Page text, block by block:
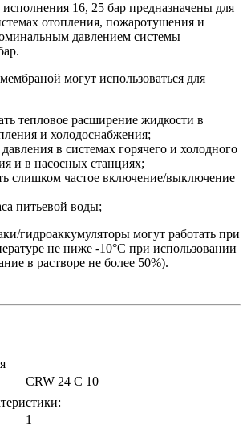
16, 25 бар предназначены для
отопления, пожаротушения и
давлением системы
могут использоваться для
тепловое расширение жидкости в
и холодоснабжения;
в системах горячего и холодного
и в насосных станциях;
слишком частое включение/выключение
питьевой воды;
гидроаккумуляторы могут работать при
не ниже -10°С при использовании
в растворе не более 50%).
CRW 24 C 10
1